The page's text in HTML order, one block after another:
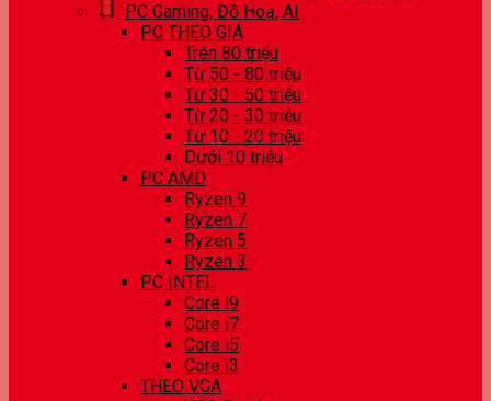
PC Gaming, Đồ Hoạ, AI
PC THEO GIÁ
Trên 80 triệu
Từ 50 - 80 triệu
Từ 30 - 50 triệu
Từ 20 - 30 triệu
Từ 10 - 20 triệu
Dưới 10 triệu
PC AMD
Ryzen 9
Ryzen 7
Ryzen 5
Ryzen 3
PC INTEL
Core i9
Core i7
Core i5
Core i3
THEO VGA